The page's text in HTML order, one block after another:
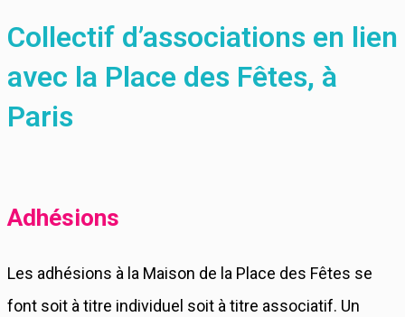
Collectif d’associations en lien
avec la Place des Fêtes, à
Paris
Adhésions
Les adhésions à la Maison de la Place des Fêtes se
font soit à titre individuel soit à titre associatif. Un